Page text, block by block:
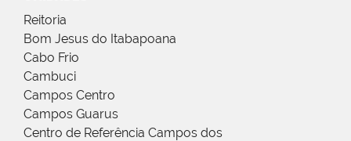
Reitoria
Bom Jesus do Itabapoana
Cabo Frio
Cambuci
Campos Centro
Campos Guarus
Centro de Referência Campos dos